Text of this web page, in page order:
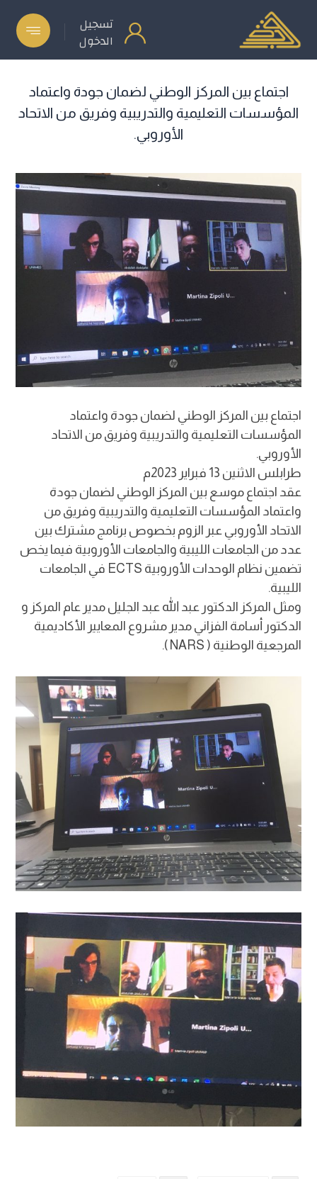
تسجيل
الدخول
اجتماع بين المركز الوطني لضمان جودة واعتماد
المؤسسات التعليمية والتدريبية وفريق من الاتحاد
الأوروبي.
اجتماع بين المركز الوطني لضمان جودة واعتماد
المؤسسات التعليمية والتدريبية وفريق من الاتحاد
الأوروبي.
طرابلس الاثنين 13 فبراير 2023م
عقد اجتماع موسع بين المركز الوطني لضمان جودة
واعتماد المؤسسات التعليمية والتدريبية وفريق من
الاتحاد الأوروبي عبر الزوم بخصوص برنامج مشترك بين
عدد من الجامعات الليبية والجامعات الأوروبية فيما يخص
تضمين نظام الوحدات الأوروبية ECTS في الجامعات
الليبية.
ومثل المركز الدكتور عبد الله عبد الجليل مدير عام المركز و
الدكتور أسامة الفزاني مدير مشروع المعايير الأكاديمية
المرجعية الوطنية ( NARS ).